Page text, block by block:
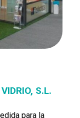
S.L.
para la